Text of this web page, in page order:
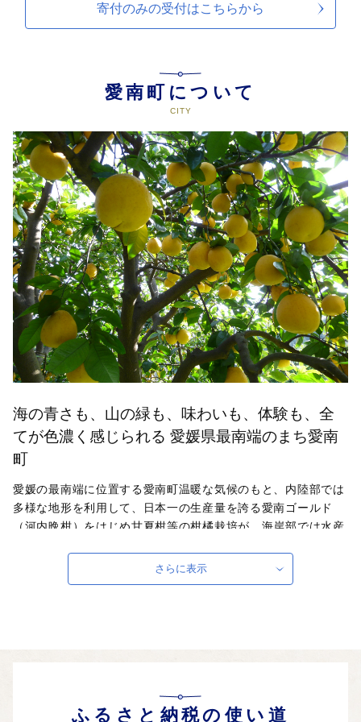
寄付のみの受付はこちらから
愛南町について
海の青さも、山の緑も、味わいも、体験も、全
てが色濃く感じられる 愛媛県最南端のまち愛南
町
愛媛の最南端に位置する愛南町温暖な気候のもと、内陸部では
多様な地形を利用して、日本一の生産量を誇る愛南ゴールド
（河内晩柑）をはじめ甘夏柑等の柑橘栽培が、海岸部では水産
然が織り成す「恵み」その恵みを一杯に受けた愛南町の自慢の
逸品が貴方をお待ちしております！
個人情報の保護は遷移先サイトの方針に従います。
さらに表示
ふるさと納税の使い道